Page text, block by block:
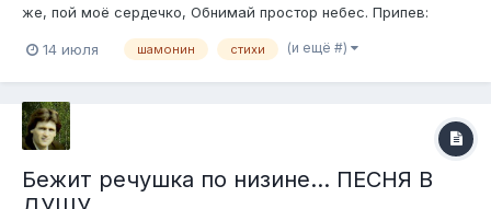
же, пой моё сердечко, Обнимай простор небес. Припев:
до кромки рая, и душе не горевать. У дороги клён кудрявый,
14 июля шамонин стихи (и ещё #)
Бежит речушка по низине... ПЕСНЯ В